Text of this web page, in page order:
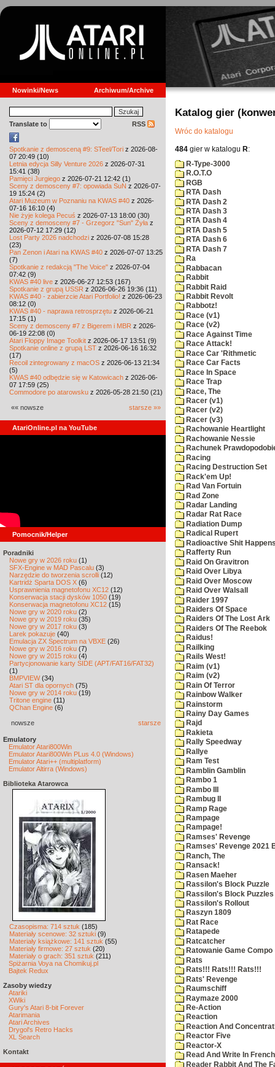
Nowinki/News Archiwum/Archive
Translate to RSS
Spotkanie z demosceną #9: STeel/Tori z 2026-08-
07 20:49 (10)
Letnia edycja Silly Venture 2026 z 2026-07-31
15:41 (38)
Pamięci Jurgiego z 2026-07-21 12:42 (1)
Sceny z demosceny #7: opowiada SuN z 2026-07-
19 15:24 (2)
Atari Muzeum w Poznaniu na KWAS #40 z 2026-
07-16 16:10 (4)
Nie żyje kolega Pecuś z 2026-07-13 18:00 (30)
Sceny z demosceny #7 - Grzegorz "Sun" Żyła z
2026-07-12 17:29 (12)
Lost Party 2026 nadchodzi z 2026-07-08 15:28
(23)
Pan Zenon i Atari na KWAS #40 z 2026-07-07 13:25
(7)
Spotkanie z redakcją "The Voice" z 2026-07-04
07:42 (9)
KWAS #40 live z 2026-06-27 12:53 (167)
Spotkanie z grupą USSR z 2026-06-26 19:36 (11)
KWAS #40 - zabierzcie Atari Portfolio! z 2026-06-23
08:12 (0)
KWAS #40 - naprawa retrosprzętu z 2026-06-21
17:15 (1)
Sceny z demosceny #7 z Bigerem i MBR z 2026-
06-19 22:08 (0)
Atari Floppy Image Toolkit z 2026-06-17 13:51 (9)
Spotkanie online z grupą LST z 2026-06-16 16:32
(17)
Recoil zintegrowany z macOS z 2026-06-13 21:34
(5)
KWAS #40 odbędzie się w Katowicach z 2026-06-
07 17:59 (25)
Commodore po atarowsku z 2026-05-28 21:50 (21)
«« nowsze starsze »»
AtariOnline.pl na YouTube
Pomocnik/Helper
Poradniki
Nowe gry w 2026 roku (1)
SFX-Engine w MAD Pascalu (3)
Narzędzie do tworzenia scrolli (12)
Kartridż Sparta DOS X (6)
Usprawnienia magnetofonu XC12 (12)
Konserwacja stacji dysków 1050 (19)
Konserwacja magnetofonu XC12 (15)
Nowe gry w 2020 roku (2)
Nowe gry w 2019 roku (35)
Nowe gry w 2017 roku (3)
Larek pokazuje (40)
Emulacja ZX Spectrum na VBXE (26)
Nowe gry w 2016 roku (7)
Nowe gry w 2015 roku (4)
Partycjonowanie karty SIDE (APT/FAT16/FAT32)
(1)
BMPVIEW(34)
Atari ST dla opornych (75)
Nowe gry w 2014 roku (19)
Tritone engine (11)
QChan Engine (6)
nowsze starsze
Emulatory
Emulator Atari800Win
Emulator Atari800Win PLus 4.0 (Windows)
Emulator Atari++ (multiplatform)
Emulator Altirra (Windows)
Biblioteka Atarowca
Czasopisma: 714 sztuk (185)
Materiały scenowe: 32 sztuki (9)
Materiały książkowe: 141 sztuk (55)
Materiały firmowe: 27 sztuk (20)
Materiały o grach: 351 sztuk (211)
Spiżarnia Voya na Chomikuj.pl
Bajtek Redux
Zasoby wiedzy
Atariki
XWiki
Gury's Atari 8-bit Forever
Atarimania
Atari Archives
Drygol's Retro Hacks
XL Search
Kontakt
Katalog gier
Wróc do katalogu
484 gier w katalogu R:
R-Type-3000
R.O.T.O
RGB
RTA Dash
RTA Dash 2
RTA Dash 3
RTA Dash 4
RTA Dash 5
RTA Dash 6
RTA Dash 7
Ra
Rabbacan
Rabbit
Rabbit Raid
Rabbit Revolt
Rabbotz!
Race (v1)
Race (v2)
Race Against Time
Race Attack!
Race Car 'Rithmetic
Race Car Facts
Race In Space
Race Trap
Race, The
Racer (v1)
Racer (v2)
Racer (v3)
Rachowanie Heartlight
Rachowanie Nessie
Rachunek
Racing
Racing Destruction Set
Rack'em Up!
Rad Van Fortuin
Rad Zone
Radar Landing
Radar Rat Race
Radiation Dump
Radical Rupert
Radioactive Shit
Rafferty Run
Raid On Gravitron
Raid Over Libya
Raid Over Moscow
Raid Over Walsall
Raider 1997
Raiders Of Space
Raiders Of The Lost Ark
Raiders Of The Reebok
Raidus!
Railking
Rails West!
Raim (v1)
Raim (v2)
Rain Of Terror
Rainbow Walker
Rainstorm
Rainy Day Games
Rajd
Rakieta
Rally Speedway
Rallye
Ram Test
Ramblin Gamblin
Rambo 1
Rambo III
Rambug II
Ramp Rage
Rampage
Rampage!
Ramses' Revenge
Ramses' Revenge 2021
Ranch, The
Ransack!
Rasen Maeher
Rassilon's Block Puzzle
Rassilon's Block Puzzles
Rassilon's Rollout
Raszyn 1809
Rat Race
Ratapede
Ratcatcher
Ratowanie Game Compo
Rats
Rats!!! Rats!!! Rats!!!
Rats' Revenge
Raumschiff
Raymaze 2000
Re-Action
Reaction
Reaction And
Reactor Five
Reactor-X
Read And Write In
Reader Rabbit And The